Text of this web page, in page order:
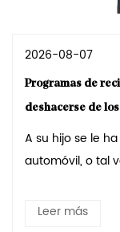
2026-08-07
Programas de
deshacerse de
A su hijo se le
automóvil, o tal
Leer más